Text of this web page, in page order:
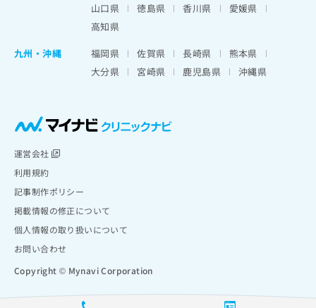
山口県
徳島県 香川県
愛媛県
高知県
九州・沖縄
福岡県 佐賀県 長崎県
熊本県
大分県
宮崎県 鹿児島県 沖縄県
運営会社
利用規約
記事制作ポリシー
掲載情報の修正について
個人情報の取り扱いについて
お問い合わせ
Copyright © Mynavi Corporation